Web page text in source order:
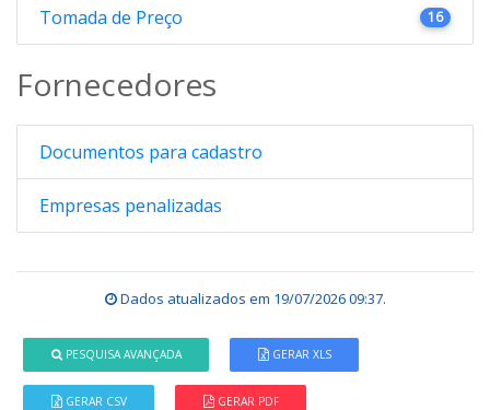
Tomada de Preço 16
Fornecedores
Documentos para cadastro
Empresas penalizadas
Dados atualizados em 19/07/2026 09:37.
PESQUISA AVANÇADA GERAR XLS
GERAR CSV GERAR PDF